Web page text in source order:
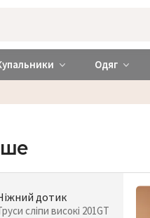
жіночу білизну ❤️
Одяг
дотик
сліпи високі 201GT